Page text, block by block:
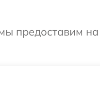
предоставим